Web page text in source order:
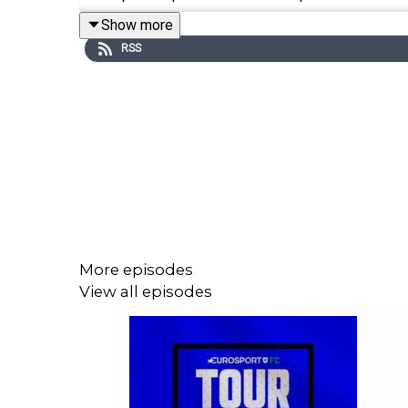
Au menu également, la relégation de Saint-
Direction Italie ensuite pour parler du multiplex
Milan est à un point du Napoli avant la dernière
Nous terminerons ce Tour d'Europe en
Show more
RSS
More episodes
View all episodes